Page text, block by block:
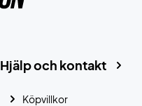
Hjälp och kontakt
Köpvillkor